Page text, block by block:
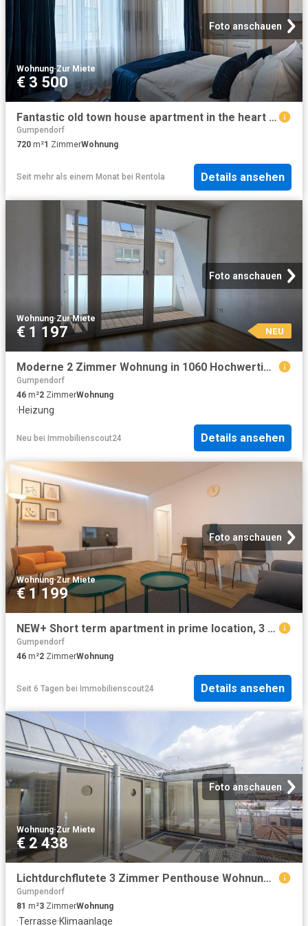
Foto anschauen
Wohnung·Zur Miete
€ 3 500
Fantastic old town house apartment in the heart of Vienna, Vienna Amsterdam Apartments for Rent
Gumpendorf
720 m²1 ZimmerWohnung
Seit mehr als einem Monat bei Rentola Details ansehen
Foto anschauen
Wohnung·Zur Miete
€ 1 197 NEU
Moderne 2 Zimmer Wohnung in 1060 Hochwertige Ausstattung und ausgezeichnetes Raumkonzept Südseitige Loggia
Gumpendorf
46 m²2 ZimmerWohnung
·Heizung
Neu bei Immobilienscout24 Details ansehen
Foto anschauen
Wohnung·Zur Miete
€ 1 199
NEW+ Short term apartment in prime location, 3 6 months, furnished! newly renovated!
Gumpendorf
46 m²2 ZimmerWohnung
Seit 6 Tagen bei Immobilienscout24 Details ansehen
Foto anschauen
Wohnung·Zur Miete
€ 2 438
Lichtdurchflutete 3 Zimmer Penthouse Wohnung mit zauberhafter Dachterrasse in 1060 Wien zu vermieten!
Gumpendorf
81 m²3 ZimmerWohnung
·Terrasse·Klimaanlage